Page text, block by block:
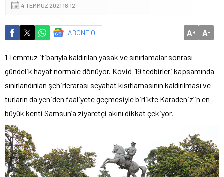
4 TEMMUZ 2021 18:12
ABONE OL A+ A-
1 Temmuz itibarıyla kaldırılan yasak ve sınırlamalar sonrası
gündelik hayat normale dönüyor. Kovid-19 tedbirleri kapsamında
sınırlandırılan şehirlerarası seyahat kısıtlamasının kaldırılması ve
turların da yeniden faaliyete geçmesiyle birlikte Karadeniz’in en
büyük kenti Samsun’a ziyaretçi akını dikkat çekiyor.